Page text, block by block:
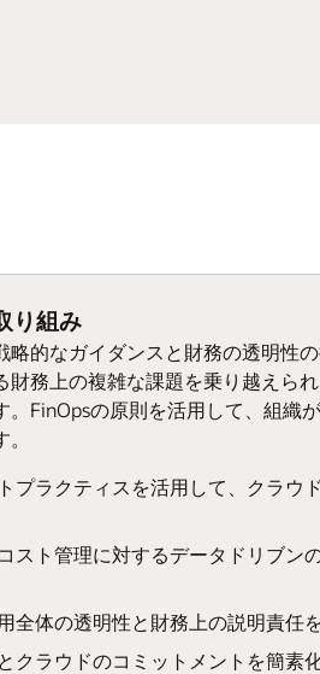
り組み
略的なガイダンスと財務の透明性
財務上の複雑な課題を乗り越えら
。FinOpsの原則を活用して、組織
プラクティスを活用して、クラウ
スト管理に対するデータドリブン
全体の透明性と財務上の説明責任を
クラウドのコミットメントを簡素